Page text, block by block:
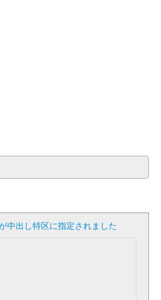
中出し特区に指定されました